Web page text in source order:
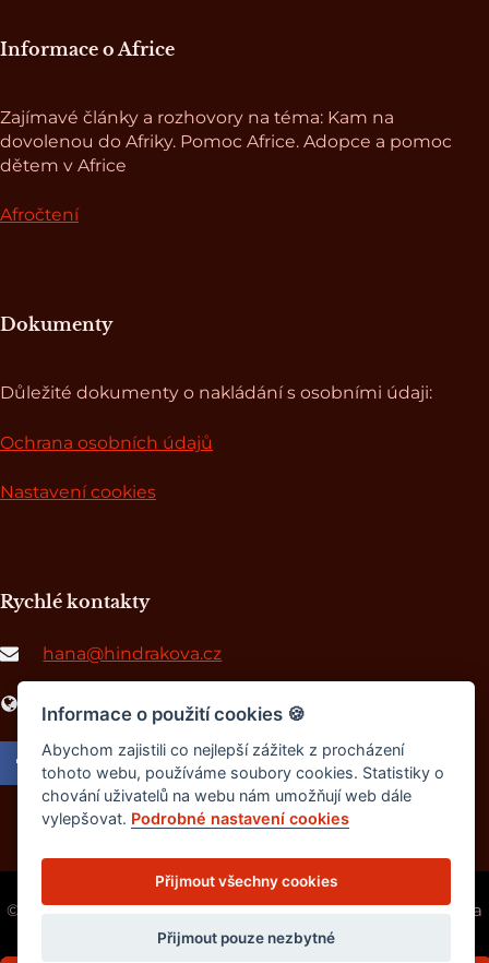
Informace o Africe
Zajímavé články a rozhovory na téma: Kam na
dovolenou do Afriky. Pomoc Africe. Adopce a pomoc
dětem v Africe
Afročtení
Dokumenty
Důležité dokumenty o nakládání s osobními údaji:
Ochrana osobních údajů
Nastavení cookies
Rychlé kontakty
hana@hindrakova.cz
www.africkepribehy.cz
© 2014-2026 - Hana Hindráková | Všechna práva vyhrazena
Design byVyyt
Informace o použití cookies 🍪
Abychom zajistili co nejlepší zážitek z procházení
tohoto webu, používáme soubory cookies. Statistiky o
chování uživatelů na webu nám umožňují web dále
vylepšovat. Podrobné nastavení cookies
Přijmout všechny cookies
Přijmout pouze nezbytné